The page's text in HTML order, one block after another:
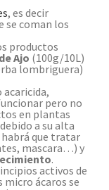
, es decir
se coman los
productos
Ajo (100g/10L)
lombriguera)
acaricida,
pero no
en plantas
a su alta
que tratar
mascara…) y
.
activos de
micro ácaros se